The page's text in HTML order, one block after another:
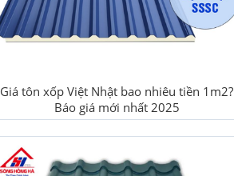
Giá tôn xốp Việt Nhật bao nhiêu tiền 1m2?
Báo giá mới nhất 2025